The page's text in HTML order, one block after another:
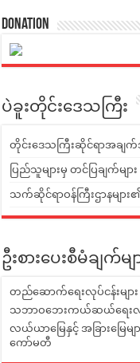
Donation
ပဲခူးတိုင်းဒေသကြီး
တိုင်းဒေသကြီးဆိုင်ရာအချ
ပြည်သူများမှ တင်ပြချက်များ
သက်ဆိုင်ရာဝန်ကြီးဌာနများ၏
ဦးစားပေးစီမံချက်မျ
တည်ဆောက်ရေးလုပ်ငန်းများ
သဘာဝဘေးကယ်ဆယ်ရေးလုပ်
လယ်ယာမြေနှင့် အခြားမြေမ
ကော်မတီ